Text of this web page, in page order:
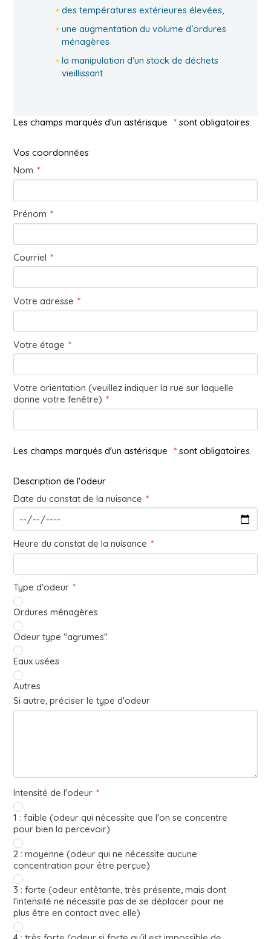
des températures extérieures élevées,
une augmentation du volume d’ordures
ménagères
la manipulation d’un stock de déchets
vieillissant
Les champs marqués d'un astérisque * sont obligatoires.
Vos coordonnées
Nom *
Prénom *
Courriel *
Votre adresse *
Votre étage *
Votre orientation (veuillez indiquer la rue sur laquelle
donne votre fenêtre) *
Les champs marqués d'un astérisque * sont obligatoires.
Description de l'odeur
Date du constat de la nuisance *
Heure du constat de la nuisance *
Type d'odeur *
Ordures ménagères
Odeur type "agrumes"
Eaux usées
Autres
Si autre, préciser le type d'odeur
Intensité de l'odeur *
1 : faible (odeur qui nécessite que l'on se concentre
pour bien la percevoir)
2 : moyenne (odeur qui ne nécessite aucune
concentration pour être perçue)
3 : forte (odeur entêtante, très présente, mais dont
l'intensité ne nécessite pas de se déplacer pour ne
plus être en contact avec elle)